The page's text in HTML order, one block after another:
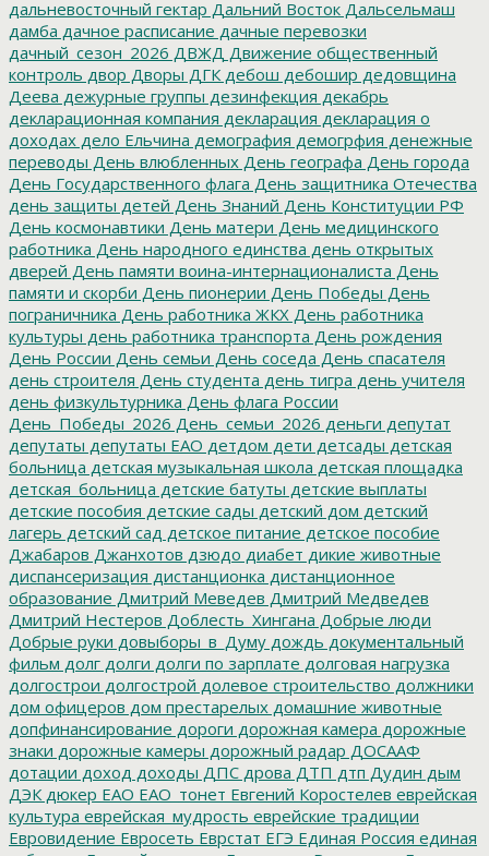
дальневосточный гектар Дальний Восток Дальсельмаш
дамба дачное расписание дачные перевозки
дачный_сезон_2026 ДВЖД Движение общественный
контроль двор Дворы ДГК дебош дебошир дедовщина
Деева дежурные группы дезинфекция декабрь
декларационная компания декларация декларация о
доходах дело Ельчина демография демогрфия денежные
переводы День влюбленных День географа День города
День Государственного флага День защитника Отечества
день защиты детей День Знаний День Конституции РФ
День космонавтики День матери День медицинского
работника День народного единства день открытых
дверей День памяти воина-интернационалиста День
памяти и скорби День пионерии День Победы День
пограничника День работника ЖКХ День работника
культуры день работника транспорта День рождения
День России День семьи День соседа День спасателя
день строителя День студента день тигра день учителя
день физкультурника День флага России
День_Победы_2026 День_семьи_2026 деньги депутат
депутаты депутаты ЕАО детдом дети детсады детская
больница детская музыкальная школа детская площадка
детская_больница детские батуты детские выплаты
детские пособия детские сады детский дом детский
лагерь детский сад детское питание детское пособие
Джабаров Джанхотов дзюдо диабет дикие животные
диспансеризация дистанционка дистанционное
образование Дмитрий Меведев Дмитрий Медведев
Дмитрий Нестеров Доблесть_Хингана Добрые люди
Добрые руки довыборы_в_Думу дождь документальный
фильм долг долги долги по зарплате долговая нагрузка
долгострои долгострой долевое строительство должники
дом офицеров дом престарелых домашние животные
допфинансирование дороги дорожная камера дорожные
знаки дорожные камеры дорожный радар ДОСААФ
дотации доход доходы ДПС дрова ДТП дтп Дудин дым
ДЭК дюкер ЕАО ЕАО_тонет Евгений Коростелев еврейская
культура еврейская_мудрость еврейские традиции
Евровидение Евросеть Еврстат ЕГЭ Единая Россия единая